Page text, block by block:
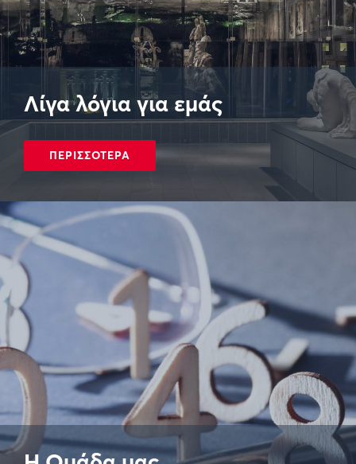
Λίγα λόγια για εμάς
ΠΕΡΙΣΣΟΤΕΡΑ